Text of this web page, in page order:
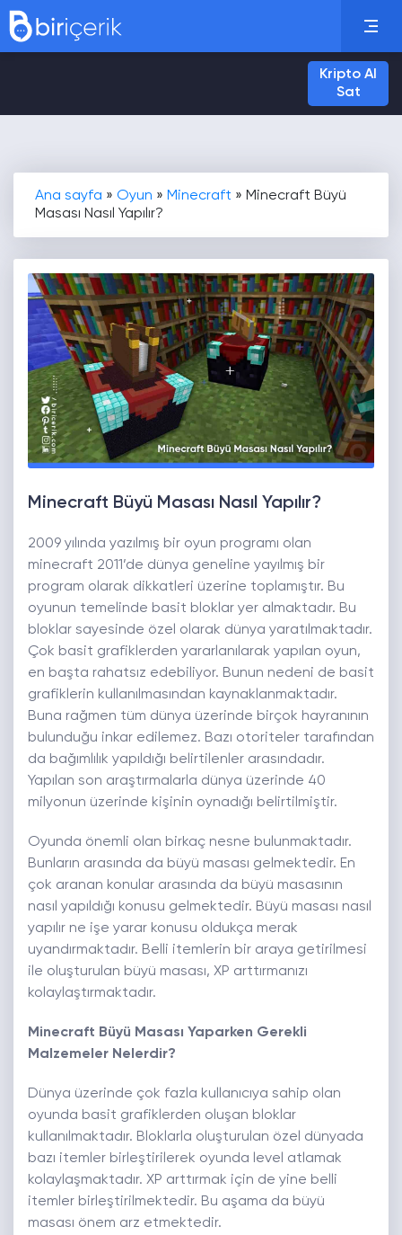
Kripto Al
Sat
Ana sayfa » Oyun » Minecraft » Minecraft Büyü
Masası Nasıl Yapılır?
Minecraft Büyü Masası Nasıl Yapılır?
2009 yılında yazılmış bir oyun programı olan
minecraft 2011’de dünya geneline yayılmış bir
program olarak dikkatleri üzerine toplamıştır. Bu
oyunun temelinde basit bloklar yer almaktadır. Bu
bloklar sayesinde özel olarak dünya yaratılmaktadır.
Çok basit grafiklerden yararlanılarak yapılan oyun,
en başta rahatsız edebiliyor. Bunun nedeni de basit
grafiklerin kullanılmasından kaynaklanmaktadır.
Buna rağmen tüm dünya üzerinde birçok hayranının
bulunduğu inkar edilemez. Bazı otoriteler tarafından
da bağımlılık yapıldığı belirtilenler arasındadır.
Yapılan son araştırmalarla dünya üzerinde 40
milyonun üzerinde kişinin oynadığı belirtilmiştir.
Oyunda önemli olan birkaç nesne bulunmaktadır.
Bunların arasında da büyü masası gelmektedir. En
çok aranan konular arasında da büyü masasının
nasıl yapıldığı konusu gelmektedir. Büyü masası nasıl
yapılır ne işe yarar konusu oldukça merak
uyandırmaktadır. Belli itemlerin bir araya getirilmesi
ile oluşturulan büyü masası, XP arttırmanızı
kolaylaştırmaktadır.
Minecraft Büyü Masası Yaparken Gerekli
Malzemeler Nelerdir?
Dünya üzerinde çok fazla kullanıcıya sahip olan
oyunda basit grafiklerden oluşan bloklar
kullanılmaktadır. Bloklarla oluşturulan özel dünyada
bazı itemler birleştirilerek oyunda level atlamak
kolaylaşmaktadır. XP arttırmak için de yine belli
itemler birleştirilmektedir. Bu aşama da büyü
masası önem arz etmektedir.